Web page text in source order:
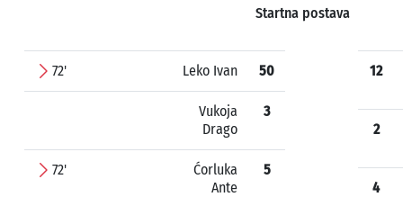
Startna postava
72' Leko Ivan 50
Vukoja
Drago
3
72'
Ćorluka
Ante
5
12
2
4